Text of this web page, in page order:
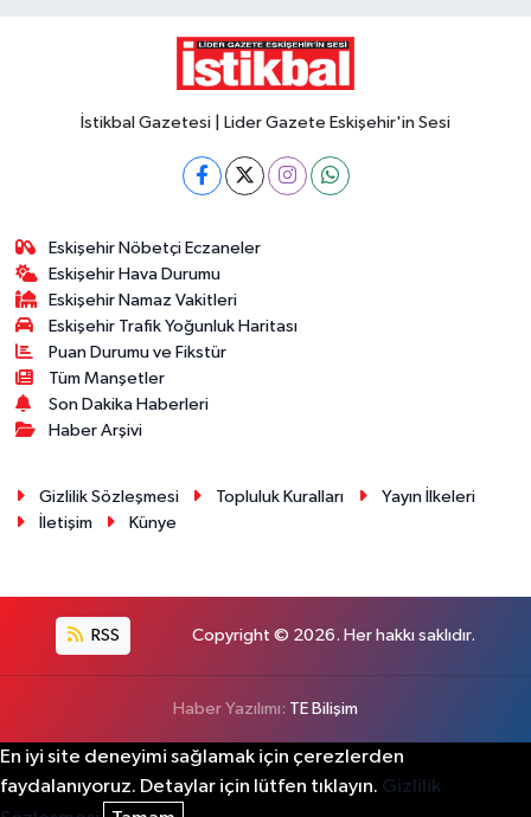
İstikbal Gazetesi | Lider Gazete Eskişehir'in Sesi
Eskişehir Nöbetçi Eczaneler
Eskişehir Hava Durumu
Eskişehir Namaz Vakitleri
Eskişehir Trafik Yoğunluk Haritası
Puan Durumu ve Fikstür
Tüm Manşetler
Son Dakika Haberleri
Haber Arşivi
Gizlilik Sözleşmesi Topluluk Kuralları
Yayın İlkeleri
İletişim
Künye
RSS Copyright © 2026. Her hakkı saklıdır.
Haber Yazılımı: TE Bilişim
En iyi site deneyimi sağlamak için çerezlerden
faydalanıyoruz. Detaylar için lütfen tıklayın. Gizlilik